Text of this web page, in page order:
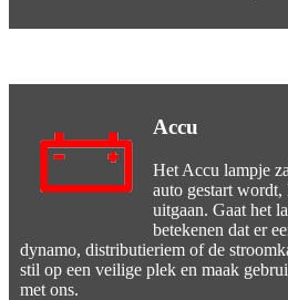
Accu
Het Accu lampje
auto gestart
uitgaan. Gaat het
betekenen dat er
dynamo, distributieriem of de
stil op een veilige plek en maak
met ons.